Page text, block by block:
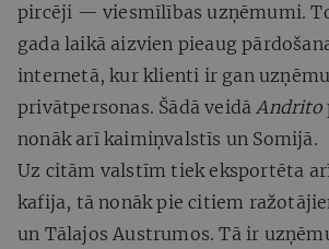
pircēji — viesmīlības uzņēmumi.
gada laikā aizvien pieaug
internetā, kur klienti ir gan
privātpersonas. Šādā veidāAndrito
nonāk arī kaimiņvalstīs un Somijā.
Uz citām valstīm tiek eksportēta
kafija, tā nonāk pie citiem
un Tālajos Austrumos. Tā ir